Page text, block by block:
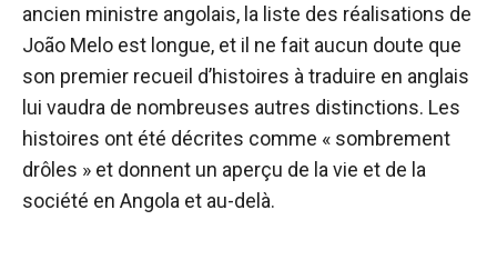
ancien ministre angolais, la liste des réalisations de
João Melo est longue, et il ne fait aucun doute que
son premier recueil d’histoires à traduire en anglais
lui vaudra de nombreuses autres distinctions. Les
histoires ont été décrites comme « sombrement
drôles » et donnent un aperçu de la vie et de la
société en Angola et au-delà.